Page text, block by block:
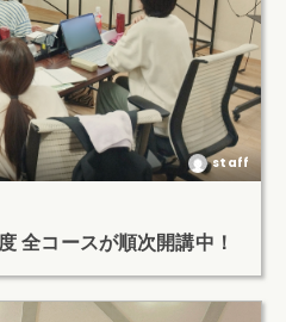
staff
全コースが順次開講中！